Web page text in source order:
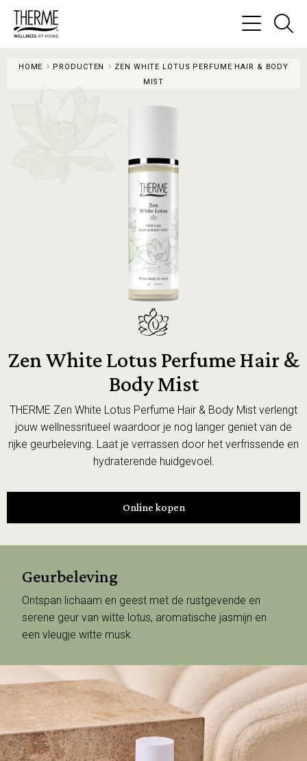
HOME PRODUCTEN
ZEN WHITE LOTUS PERFUME HAIR & BODY
MIST
Zen White Lotus Perfume Hair &
Body Mist
THERME Zen White Lotus Perfume Hair & Body Mist verlengt
jouw wellnessritueel waardoor je nog langer geniet van de
rijke geurbeleving. Laat je verrassen door het verfrissende en
hydraterende huidgevoel.
Online kopen
Geurbeleving
Ontspan lichaam en geest met de rustgevende en
serene geur van witte lotus, aromatische jasmijn en
een vleugje witte musk.